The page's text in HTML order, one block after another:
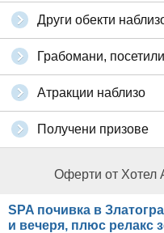
Други обекти
Грабомани,
Атракции наблизо
Получени призове
Оферти от Хотел
SPA почивка в
и вечеря, плюс релакс